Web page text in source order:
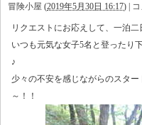
冒険小屋 (2019年5月30日 16:17) |
リクエストにお応えして、一泊
いつも元気な女子5名と登ったり
♪
少々の不安を感じながらのスタ
～！！